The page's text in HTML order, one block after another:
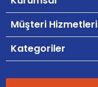
Müşteri Hizmetleri
Kategoriler